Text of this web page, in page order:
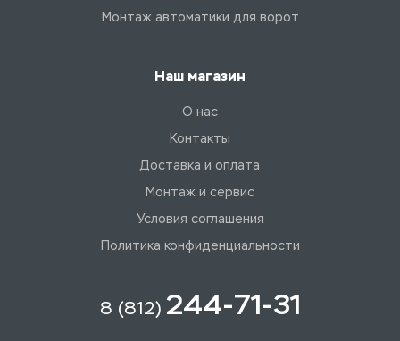
Монтаж автоматики для ворот
Наш магазин
О нас
Контакты
Доставка и оплата
Монтаж и сервис
Условия соглашения
Политика конфиденциальности
8 (812) 244-71-31